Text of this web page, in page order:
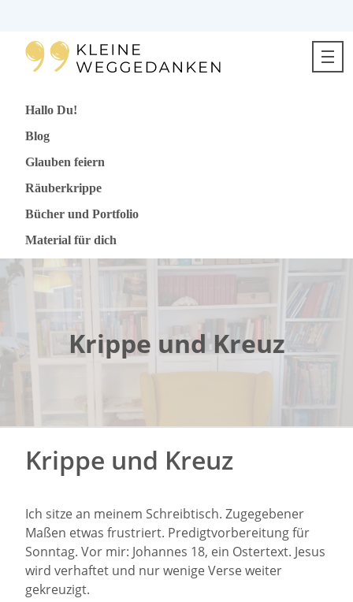
Direkt
Hallo Du!
Blog
Glauben feiern
Räuberkrippe
Bücher und Portfolio
Material für dich
Krippe und Kreuz
Krippe und Kreuz
Ich sitze an meinem Schreibtisch. Zugegebener
Maßen etwas frustriert. Predigtvorbereitung für
Sonntag. Vor mir: Johannes 18, ein Ostertext. Jesus
wird verhaftet und nur wenige Verse weiter
gekreuzigt.